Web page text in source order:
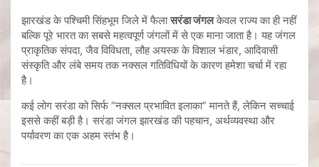
झारखंड के पश्चिमी सिंहभूम जिले में फैलासरंडा जंगलकेवल राज्य का ही नहीं
बल्कि पूरे भारत का सबसे महत्वपूर्ण जंगलों में से एक माना जाता है। यह जंगल
प्राकृतिक संपदा, जैव विविधता, लौह अयस्क के विशाल भंडार, आदिवासी
संस्कृति और लंबे समय तक नक्सल गतिविधियों के कारण हमेशा चर्चा में रहा
है।
कई लोग सरंडा को सिर्फ “नक्सल प्रभावित इलाका” मानते हैं, लेकिन सच्चाई
इससे कहीं बड़ी है। सरंडा जंगल झारखंड की पहचान, अर्थव्यवस्था और
पर्यावरण का एक अहम स्तंभ है।